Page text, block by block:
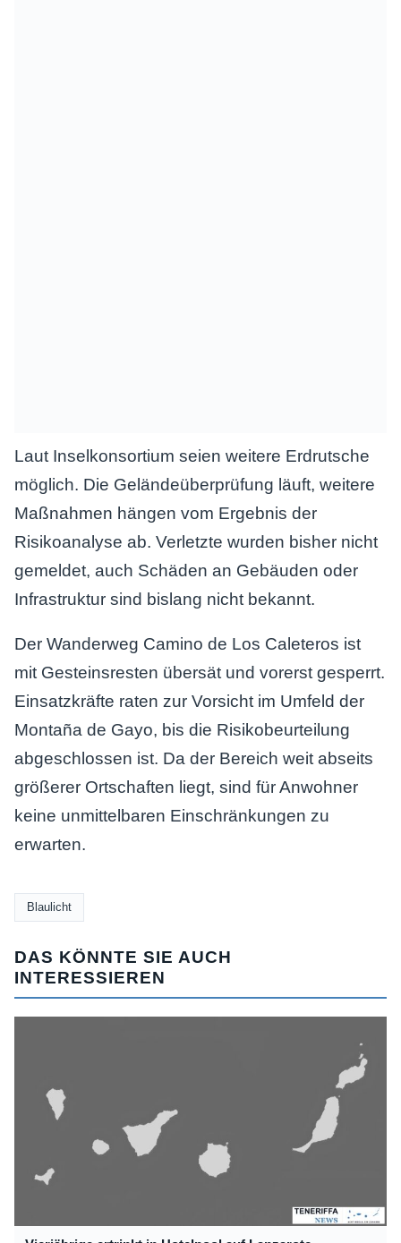
Laut Inselkonsortium seien weitere Erdrutsche
möglich. Die Geländeüberprüfung läuft, weitere
Maßnahmen hängen vom Ergebnis der
Risikoanalyse ab. Verletzte wurden bisher nicht
gemeldet, auch Schäden an Gebäuden oder
Infrastruktur sind bislang nicht bekannt.
Der Wanderweg Camino de Los Caleteros ist
mit Gesteinsresten übersät und vorerst gesperrt.
Einsatzkräfte raten zur Vorsicht im Umfeld der
Montaña de Gayo, bis die Risikobeurteilung
abgeschlossen ist. Da der Bereich weit abseits
größerer Ortschaften liegt, sind für Anwohner
keine unmittelbaren Einschränkungen zu
erwarten.
Blaulicht
DAS KÖNNTE SIE AUCH
INTERESSIEREN